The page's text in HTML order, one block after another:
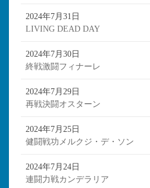
2024年7月31日
LIVING DEAD DAY
2024年7月30日
終戦激闘フィナーレ
2024年7月29日
再戦決闘オスターン
2024年7月25日
健闘戦功メルクジ・デ・ソン
2024年7月24日
連闘力戦カンデラリア